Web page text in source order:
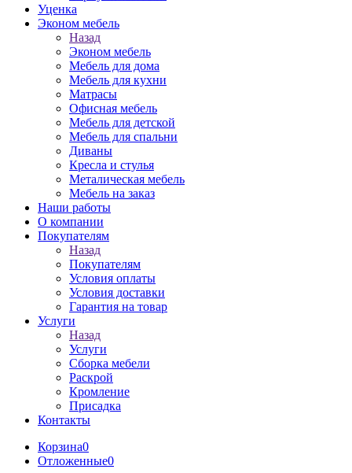
Уценка
Эконом мебель
Назад
Эконом мебель
Мебель для дома
Мебель для кухни
Матрасы
Офисная мебель
Мебель для детской
Мебель для спальни
Диваны
Кресла и стулья
Металическая мебель
Мебель на заказ
Наши работы
О компании
Покупателям
Назад
Покупателям
Условия оплаты
Условия доставки
Гарантия на товар
Услуги
Назад
Услуги
Сборка мебели
Раскрой
Кромление
Присадка
Контакты
Корзина0
Отложенные0